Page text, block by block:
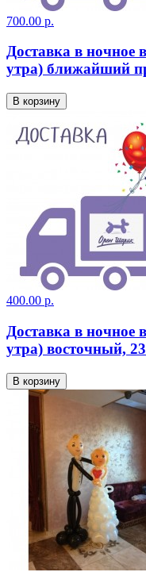
700.00 р.
Доставка в ночное
утра) ближайший
В корзину
400.00 р.
Доставка в ночное
утра) восточный,
В корзину